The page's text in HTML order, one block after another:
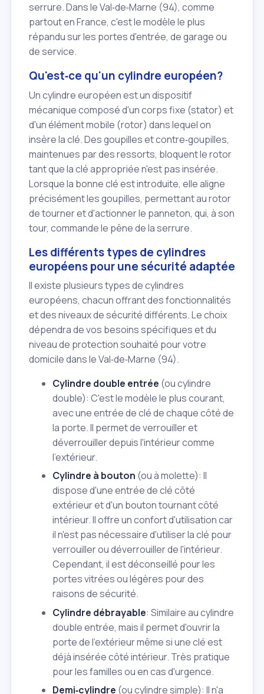
serrure. Dans le Val‑de‑Marne (94), comme
partout en France, c'est le modèle le plus
répandu sur les portes d'entrée, de garage ou
de service.
Qu'est‑ce qu'un cylindre européen?
Un cylindre européen est un dispositif
mécanique composé d'un corps fixe (stator) et
d'un élément mobile (rotor) dans lequel on
insère la clé. Des goupilles et contre‑goupilles,
maintenues par des ressorts, bloquent le rotor
tant que la clé appropriée n'est pas insérée.
Lorsque la bonne clé est introduite, elle aligne
précisément les goupilles, permettant au rotor
de tourner et d'actionner le panneton, qui, à son
tour, commande le pêne de la serrure.
Les différents types de cylindres
européens pour une sécurité adaptée
Il existe plusieurs types de cylindres
européens, chacun offrant des fonctionnalités
et des niveaux de sécurité différents. Le choix
dépendra de vos besoins spécifiques et du
niveau de protection souhaité pour votre
domicile dans le Val‑de‑Marne (94).
Cylindre double entrée (ou cylindre
double): C'est le modèle le plus courant,
avec une entrée de clé de chaque côté de
la porte. Il permet de verrouiller et
déverrouiller depuis l'intérieur comme
l'extérieur.
Cylindre à bouton (ou à molette): Il
dispose d'une entrée de clé côté
extérieur et d'un bouton tournant côté
intérieur. Il offre un confort d'utilisation car
il n'est pas nécessaire d'utiliser la clé pour
verrouiller ou déverrouiller de l'intérieur.
Cependant, il est déconseillé pour les
portes vitrées ou légères pour des
raisons de sécurité.
Cylindre débrayable: Similaire au cylindre
double entrée, mais il permet d'ouvrir la
porte de l'extérieur même si une clé est
déjà insérée côté intérieur. Très pratique
pour les familles ou en cas d'urgence.
Demi‑cylindre (ou cylindre simple): Il n'a